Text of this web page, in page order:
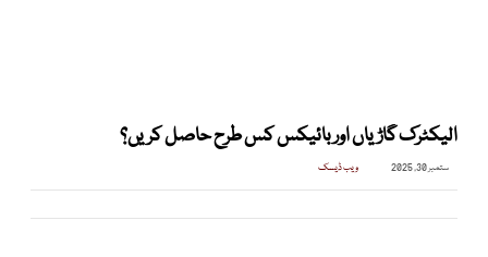
الیکٹرک گاڑیاں اور بائیکس کس طرح حاصل کریں؟
ستمبر 30, 2025 ویب ڈیسک